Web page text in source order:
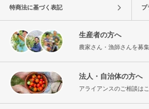
特商法に基づく表記 プ
生産者の方へ
農家さん・漁師さんを募
法人・自治体の方へ
アライアンスのご相談は